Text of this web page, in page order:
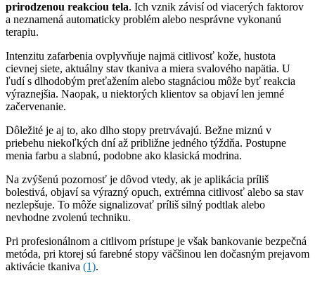
prirodzenou reakciou tela. Ich vznik závisí od viacerých faktorov
a neznamená automaticky problém alebo nesprávne vykonanú
terapiu.
Intenzitu zafarbenia ovplyvňuje najmä citlivosť kože, hustota
cievnej siete, aktuálny stav tkaniva a miera svalového napätia. U
ľudí s dlhodobým preťažením alebo stagnáciou môže byť reakcia
výraznejšia. Naopak, u niektorých klientov sa objaví len jemné
začervenanie.
Dôležité je aj to, ako dlho stopy pretrvávajú. Bežne miznú v
priebehu niekoľkých dní až približne jedného týždňa. Postupne
menia farbu a slabnú, podobne ako klasická modrina.
Na zvýšenú pozornosť je dôvod vtedy, ak je aplikácia príliš
bolestivá, objaví sa výrazný opuch, extrémna citlivosť alebo sa stav
nezlepšuje. To môže signalizovať príliš silný podtlak alebo
nevhodne zvolenú techniku.
Pri profesionálnom a citlivom prístupe je však bankovanie bezpečná
metóda, pri ktorej sú farebné stopy väčšinou len dočasným prejavom
aktivácie tkaniva (1).